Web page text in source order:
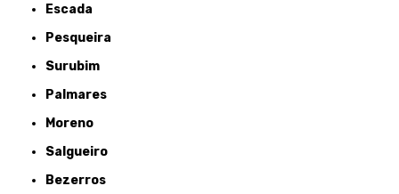
Escada
Pesqueira
Surubim
Palmares
Moreno
Salgueiro
Bezerros